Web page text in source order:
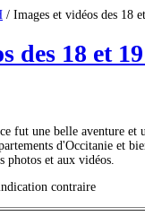
/ Images et vidéos des 18
des 18 et
fut une belle aventure et
d'Occitanie et
photos et aux vidéos.
contraire